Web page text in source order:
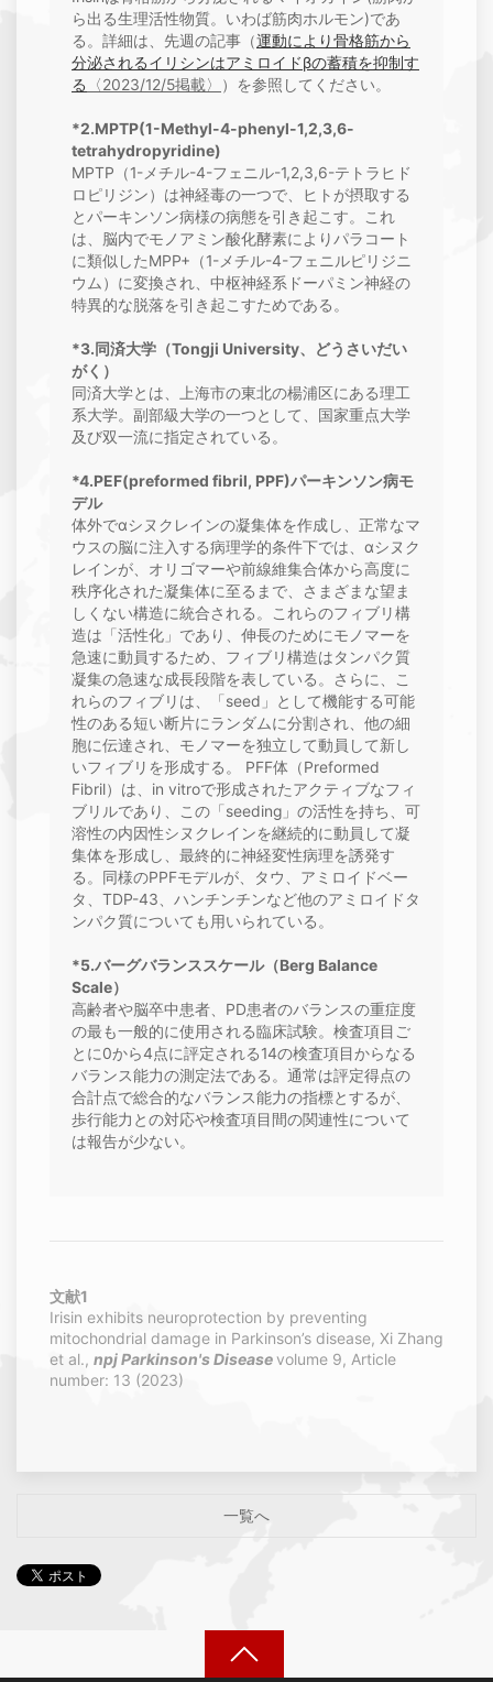
ら出る生理活性物質。いわば筋肉ホルモン)であ
る。詳細は、先週の記事（運動により骨格筋から
分泌されるイリシンはアミロイドβの蓄積を抑制す
る
〈2023/12/5掲載〉 ）を参照してください。
*2.MPTP(1-Methyl-4-phenyl-1,2,3,6-
tetrahydropyridine)
MPTP（1-メチル-4-フェニル-1,2,3,6-テトラヒド
ロピリジン）は神経毒の一つで、ヒトが摂取する
とパーキンソン病様の病態を引き起こす。これ
は、脳内でモノアミン酸化酵素によりパラコート
に類似したMPP+（1-メチル-4-フェニルピリジニ
ウム）に変換され、中枢神経系ドーパミン神経の
特異的な脱落を引き起こすためである。
*3.同済大学（Tongji University、どうさいだい
がく）
同済大学とは、上海市の東北の楊浦区にある理工
系大学。副部級大学の一つとして、国家重点大学
及び双一流に指定されている。
*4.PEF(preformed fibril, PPF)パーキンソン病モ
デル
体外でαシヌクレインの凝集体を作成し、正常なマ
ウスの脳に注入する病理学的条件下では、αシヌク
レインが、オリゴマーや前線維集合体から高度に
秩序化された凝集体に至るまで、さまざまな望ま
しくない構造に統合される。これらのフィブリ構
造は「活性化」であり、伸長のためにモノマーを
急速に動員するため、フィブリ構造はタンパク質
凝集の急速な成長段階を表している。さらに、こ
れらのフィブリは、「seed」として機能する可能
性のある短い断片にランダムに分割され、他の細
胞に伝達され、モノマーを独立して動員して新し
いフィブリを形成する。 PFF体（Preformed
Fibril）は、in vitroで形成されたアクティブなフィ
ブリルであり、この「seeding」の活性を持ち、可
溶性の内因性シヌクレインを継続的に動員して凝
集体を形成し、最終的に神経変性病理を誘発す
る。同様のPPFモデルが、タウ、アミロイドベー
タ、TDP-43、ハンチンチンなど他のアミロイドタ
ンパク質についても用いられている。
*5.バーグバランススケール（Berg Balance
Scale）
高齢者や脳卒中患者、PD患者のバランスの重症度
の最も一般的に使用される臨床試験。検査項目ご
とに0から4点に評定される14の検査項目からなる
バランス能力の測定法である。通常は評定得点の
合計点で総合的なバランス能力の指標とするが、
歩行能力との対応や検査項目間の関連性について
は報告が少ない。
文献1
Irisin exhibits neuroprotection by preventing
mitochondrial damage in Parkinson’s disease, Xi Zhang
et al., npj Parkinson's Diseasevolume 9, Article
number: 13 (2023)
一覧へ